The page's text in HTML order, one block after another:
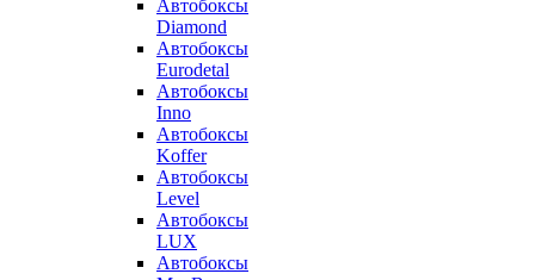
Автобоксы
Diamond
Автобоксы
Eurodetal
Автобоксы
Inno
Автобоксы
Koffer
Автобоксы
Level
Автобоксы
LUX
Автобоксы